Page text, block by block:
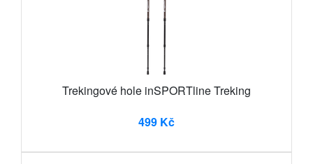
Trekingové hole inSPORTline Treking
499 Kč